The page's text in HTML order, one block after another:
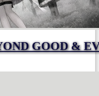
GOOD &